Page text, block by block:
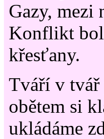
Gazy, mezi
Konflikt
křesťany.
Tváří v
obětem si
ukládáme